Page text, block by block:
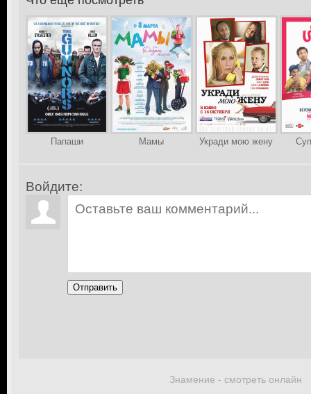
Знамение - смотреть онлайн
Папаши Мамы Укради мою жену
Войдите:
Отправить